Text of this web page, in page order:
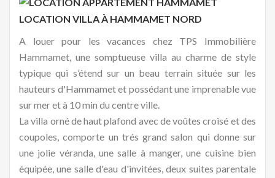
LOCATION VILLA À HAMMAMET NORD
A louer pour les vacances chez TPS Immobilière
Hammamet, une somptueuse villa au charme de style
typique qui s’étend sur un beau terrain située sur les
hauteurs d'Hammamet et possédant une imprenable vue
sur mer et à 10 min du centre ville.
La villa orné de haut plafond avec de voûtes croisé et des
coupoles, comporte un trés grand salon qui donne sur
une jolie véranda, une salle à manger, une cuisine bien
équipée, une salle d'eau d'invitées, deux suites parentale